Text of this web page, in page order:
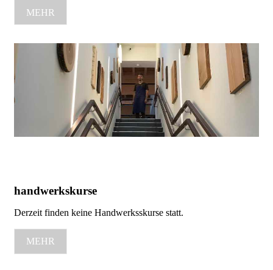
MEHR
handwerkskurse
Derzeit finden keine Handwerksskurse statt.
MEHR